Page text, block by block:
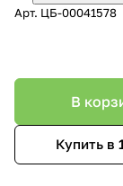
Арт. ЦБ-00041578
В
Купить в